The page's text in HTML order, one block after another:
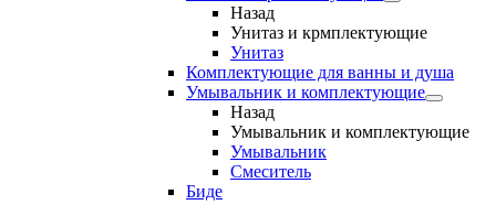
Назад
Унитаз и крмплектующие
Унитаз
Комплектующие для ванны и душа
Умывальник и комплектующие
Назад
Умывальник и комплектующие
Умывальник
Смеситель
Биде